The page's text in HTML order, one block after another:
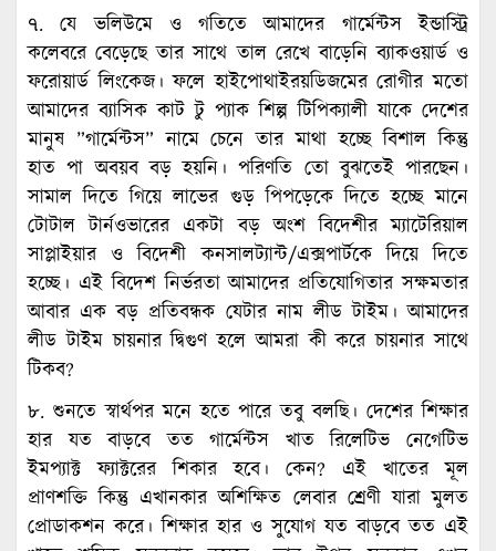
৭. যে ভলিউমে ও গতিতে আমাদের গার্মেন্টস ইন্ডাস্ট্রি
কলেবরে বেড়েছে তার সাথে তাল রেখে বাড়েনি ব্যাকওয়ার্ড ও
ফরোয়ার্ড লিংকেজ। ফলে হাইপোথাইরয়ডিজমের রোগীর মতো
আমাদের ব্যাসিক কাট টু প্যাক শিল্প টিপিক্যালী যাকে দেশের
মানুষ ”গার্মেন্টস” নামে চেনে তার মাথা হচ্ছে বিশাল কিন্তু
হাত পা অবয়ব বড় হয়নি। পরিণতি তো বুঝতেই পারছেন।
সামাল দিতে গিয়ে লাভের গুড় পিপড়েকে দিতে হচ্ছে মানে
টোটাল টার্নওভারের একটা বড় অংশ বিদেশীর ম্যাটেরিয়াল
সাপ্লাইয়ার ও বিদেশী কনসালট্যান্ট/এক্সপার্টকে দিয়ে দিতে
হচ্ছে। এই বিদেশ নির্ভরতা আমাদের প্রতিযোগিতার সক্ষমতার
আবার এক বড় প্রতিবন্ধক যেটার নাম লীড টাইম। আমাদের
লীড টাইম চায়নার দ্বিগুণ হলে আমরা কী করে চায়নার সাথে
টিকব?
৮. শুনতে স্বার্থপর মনে হতে পারে তবু বলছি। দেশের শিক্ষার
হার যত বাড়বে তত গার্মেন্টস খাত রিলেটিভ নেগেটিভ
ইমপ্যাক্ট ফ্যাক্টরের শিকার হবে। কেন? এই খাতের মূল
প্রাণশক্তি কিন্তু এখানকার অশিক্ষিত লেবার শ্রেণী যারা মুলত
প্রোডাকশন করে। শিক্ষার হার ও সুযোগ যত বাড়বে তত এই